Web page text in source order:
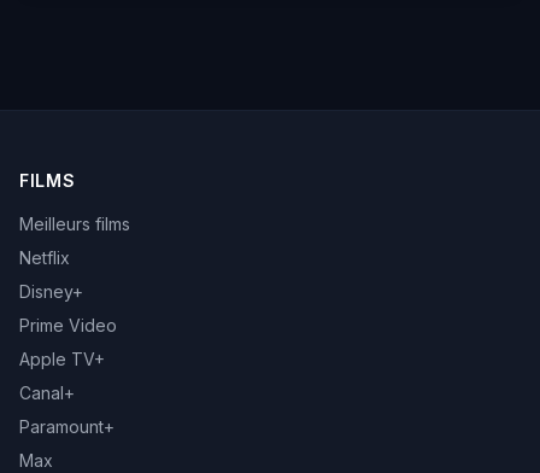
FILMS
Meilleurs films
Netflix
Disney+
Prime Video
Apple TV+
Canal+
Paramount+
Max